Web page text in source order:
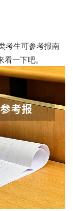
考生可参考报南
一下吧。